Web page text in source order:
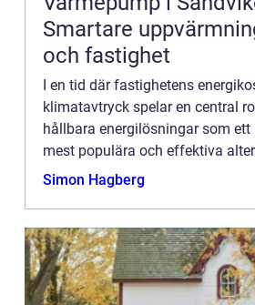
Smartare
och fastighet
I en tid där fastighetens
klimatavtryck spelar en central
hållbara energilösningar som ett
mest populära och effektiva
värmepumpar för...
Simon Hagberg